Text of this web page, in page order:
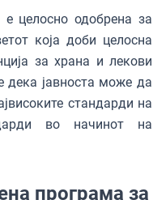
целосно одобрена за
која доби целосна
за храна и лекови
јавноста може да
стандарди на
во начинот на
програма за